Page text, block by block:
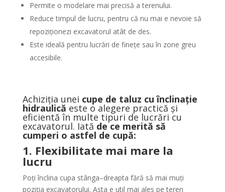
Permite o modelare mai precisă a terenului.
Reduce timpul de lucru, pentru că nu mai e nevoie să
repoziționezi excavatorul atât de des.
Este ideală pentru lucrări de finețe sau în zone greu
accesibile.
Achiziția unei cupe de taluz cu înclinație
hidraulică este o alegere practică și
eficientă în multe tipuri de lucrări cu
excavatorul. Iată de ce merită să
cumperi o astfel de cupă:
1. Flexibilitate mai mare la
lucru
Poți înclina cupa stânga–dreapta fără să mai muți
poziția excavatorului. Asta e util mai ales pe teren